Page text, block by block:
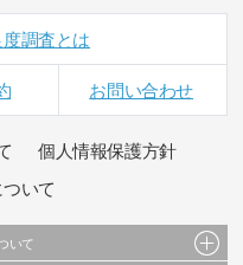
調査とは
お問い合わせ
個人情報保護方針
いて
いて